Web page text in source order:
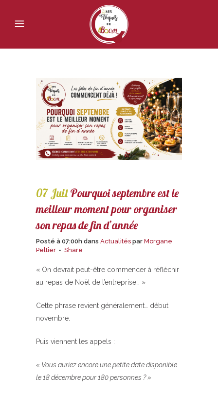
07 JuilPourquoi septembre est le
meilleur moment pour organiser
son repas de fin d’année
Posté à 07:00h dans Actualités par Morgane
Peltier
Share
« On devrait peut-être commencer à réfléchir
au repas de Noël de l’entreprise… »
Cette phrase revient généralement… début
novembre.
Puis viennent les appels :
« Vous auriez encore une petite date disponible
le 18 décembre pour 180 personnes ? »